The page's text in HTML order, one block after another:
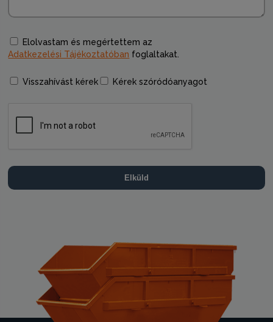
Elolvastam és megértettem az
Adatkezelési Tájékoztatóban foglaltakat.
Visszahívást kérek Kérek szóródóanyagot
Elküld